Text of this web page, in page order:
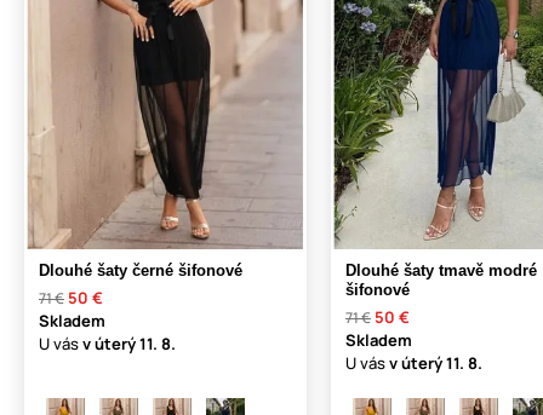
Dlouhé šaty černé šifonové
71 € 50 €
Skladem
U vásv úterý11. 8.
Dlouhé šaty tmavě modré
šifonové
71 € 50 €
Skladem
U vásv úterý11. 8.